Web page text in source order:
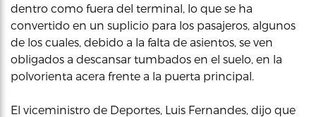
dentro como fuera del terminal, lo que se ha
convertido en un suplicio para los pasajeros, algunos
de los cuales, debido a la falta de asientos, se ven
obligados a descansar tumbados en el suelo, en la
polvorienta acera frente a la puerta principal.
El viceministro de Deportes, Luis Fernandes, dijo que